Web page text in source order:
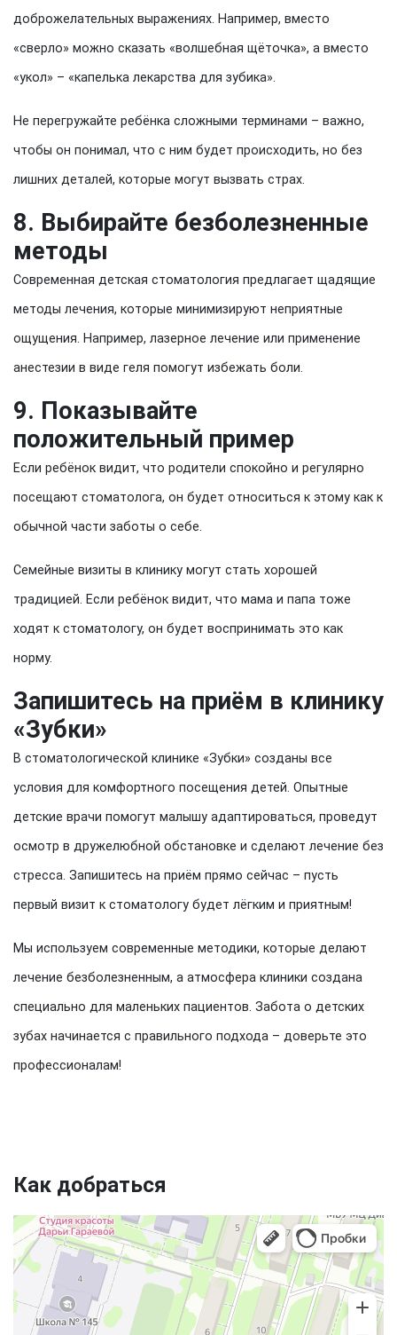
доброжелательных выражениях. Например, вместо
«сверло» можно сказать «волшебная щёточка», а вместо
«укол» – «капелька лекарства для зубика».
Не перегружайте ребёнка сложными терминами – важно,
чтобы он понимал, что с ним будет происходить, но без
лишних деталей, которые могут вызвать страх.
8. Выбирайте безболезненные
методы
Современная детская стоматология предлагает щадящие
методы лечения, которые минимизируют неприятные
ощущения. Например, лазерное лечение или применение
анестезии в виде геля помогут избежать боли.
9. Показывайте
положительный пример
Если ребёнок видит, что родители спокойно и регулярно
посещают стоматолога, он будет относиться к этому как к
обычной части заботы о себе.
Семейные визиты в клинику могут стать хорошей
традицией. Если ребёнок видит, что мама и папа тоже
ходят к стоматологу, он будет воспринимать это как
норму.
Запишитесь на приём в клинику
«Зубки»
В стоматологической клинике «Зубки» созданы все
условия для комфортного посещения детей. Опытные
детские врачи помогут малышу адаптироваться, проведут
осмотр в дружелюбной обстановке и сделают лечение без
стресса. Запишитесь на приём прямо сейчас – пусть
первый визит к стоматологу будет лёгким и приятным!
Мы используем современные методики, которые делают
лечение безболезненным, а атмосфера клиники создана
специально для маленьких пациентов. Забота о детских
зубах начинается с правильного подхода – доверьте это
профессионалам!
Как добраться